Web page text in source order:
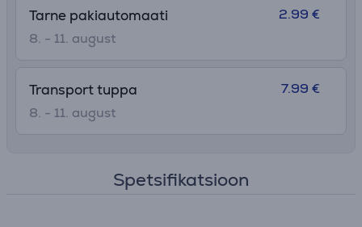
Tarne pakiautomaati
8. - 11. august
2.99 €
Transport tuppa
8. - 11. august
7.99 €
Spetsifikatsioon